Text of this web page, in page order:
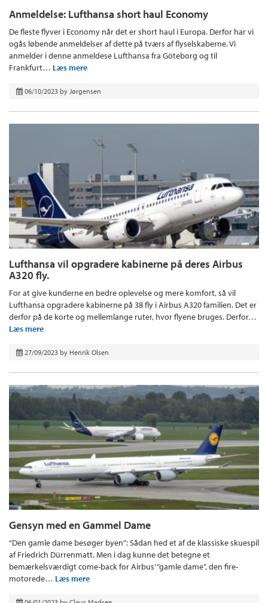
Anmeldelse: Lufthansa short haul Economy
De fleste flyver i Economy når det er short haul i Europa. Derfor har vi
ogås løbende anmeldelser af dette på tværs af flyselskaberne. Vi
anmelder i denne anmeldese Lufthansa fra Göteborg og til
Frankfurt… Læs mere
06/10/2023 by Jørgensen
Lufthansa vil opgradere kabinerne på deres Airbus
A320 fly.
For at give kunderne en bedre oplevelse og mere komfort, så vil
Lufthansa opgradere kabinerne på 38 fly i Airbus A320 familien. Det er
derfor på de korte og mellemlange ruter, hvor flyene bruges. Derfor…
Læs mere
27/09/2023 by Henrik Olsen
Gensyn med en Gammel Dame
“Den gamle dame besøger byen”: Sådan hed et af de klassiske skuespil
af Friedrich Dürrenmatt. Men i dag kunne det betegne et
bemærkelsværdigt come-back for Airbus’ “gamle dame”, den fire-
motorede… Læs mere